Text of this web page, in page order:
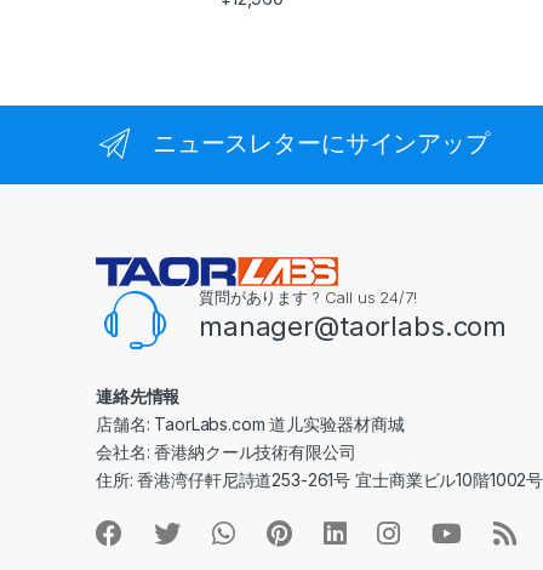
ニュースレターにサインアップ
質問があります ? Call us 24/7!
manager@taorlabs.com
連絡先情報
店舗名: TaorLabs.com 道儿实验器材商城
会社名: 香港納クール技術有限公司
住所: 香港湾仔軒尼詩道253-261号 宜士商業ビル10階1002